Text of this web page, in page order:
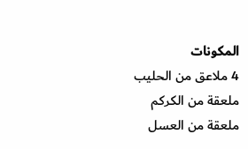
المكونات
4 ملاعق من الحليب
ملعقة من الكركم
ملعقة من العسل